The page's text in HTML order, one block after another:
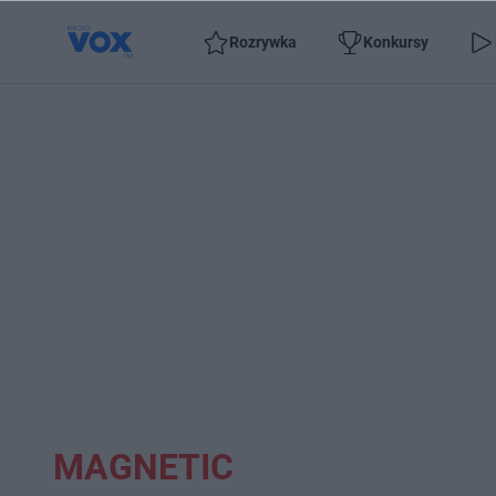
Rozrywka Konkursy
MAGNETIC